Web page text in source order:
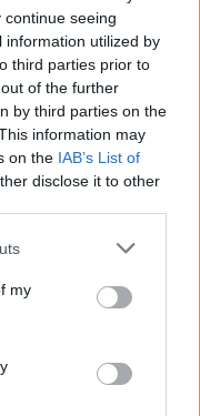
seeing
information utilized by
third parties prior to
of the further
by third parties on the
information may
on the IAB’s List of
disclose it to other
one or more Google
You may click to
third-party tags to
in below Google
my
comunicazioni
l’Assistenza
avere supporto
mese